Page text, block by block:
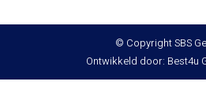
© Copyright SBS
Ontwikkeld door: Best4u